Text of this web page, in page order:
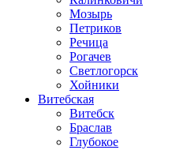
Мозырь
Петриков
Речица
Рогачев
Светлогорск
Хойники
Витебская
Витебск
Браслав
Глубокое